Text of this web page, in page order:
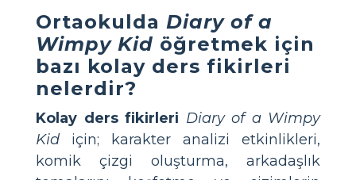
Ortaokulda Diary of a
Wimpy Kid öğretmek için
bazı kolay ders fikirleri
nelerdir?
Kolay ders fikirleri Diary of a Wimpy
Kid için; karakter analizi etkinlikleri,
komik çizgi oluşturma, arkadaşlık